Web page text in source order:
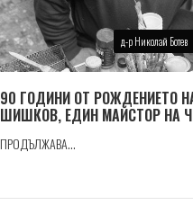
д-р Николай Ботев
90 ГОДИНИ ОТ РОЖДЕНИЕТО
ШИШКОВ, ЕДИН МАЙСТОР НА
ПРОДЪЛЖАВА...